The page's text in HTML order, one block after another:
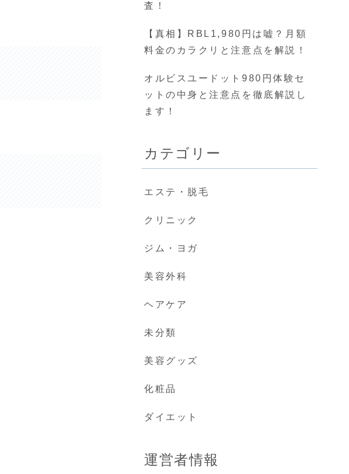
査！
【真相】RBL1,980円は嘘？月額
料金のカラクリと注意点を解説！
オルビスユードット980円体験セ
ットの中身と注意点を徹底解説し
ます！
カテゴリー
エステ・脱毛
クリニック
ジム・ヨガ
美容外科
ヘアケア
未分類
美容グッズ
化粧品
ダイエット
運営者情報